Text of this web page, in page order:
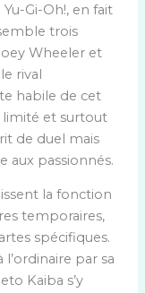
Gi-Oh!, en fait
trois
Wheeler et
rival
habile de cet
limité et surtout
de duel mais
aux passionnés.
la fonction
temporaires,
spécifiques.
par sa
Kaiba s’y